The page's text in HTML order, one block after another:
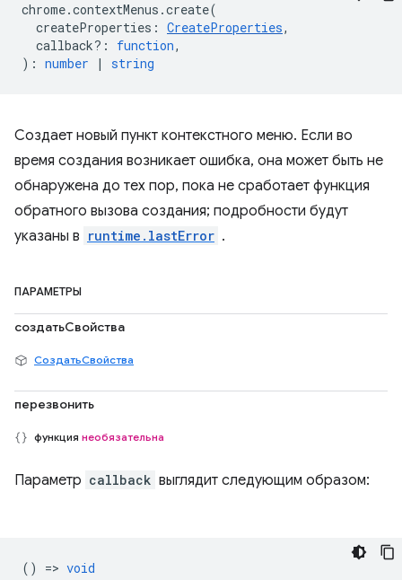
chrome.contextMenus .create(
createProperties : CreateProperties,
callback? : function,
) : number | string
Создает новый пункт контекстного меню. Если во
время создания возникает ошибка, она может быть не
обнаружена до тех пор, пока не сработает функция
обратного вызова создания; подробности будут
указаны в runtime.lastError .
ПАРАМЕТРЫ
создатьСвойства
СоздатьСвойства
перезвонить
функция необязательна
Параметр callback выглядит следующим образом:
() => void